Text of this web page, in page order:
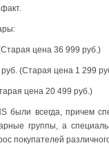
цена 36 999 руб.)
(Старая цена 1 299
цена 20 499 руб.)
были всегда, причем
группы, а
покупателей